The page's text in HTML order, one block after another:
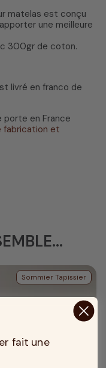
matelas est conçu
une meilleure
300gr de coton.
livré en franco de
porte en France
fabrication et
Sommier Tapissier
fait une